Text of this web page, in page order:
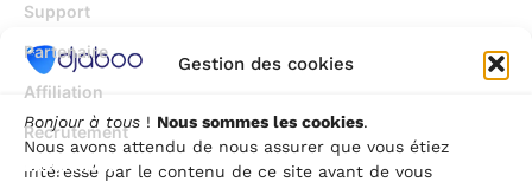
Gestion des cookies
Bonjour à tous ! Nous sommes les cookies.
Nous avons attendu de nous assurer que vous étiez
intéressé par le contenu de ce site avant de vous
Support
Partenaire
Affiliation
Recrutement
Intégrations